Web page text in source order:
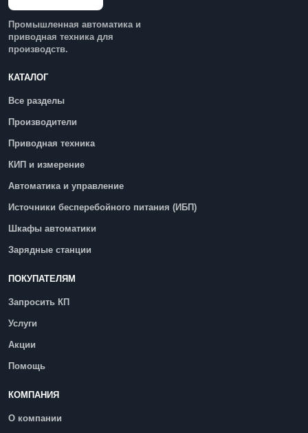
Промышленная автоматика и
приводная техника для
производств.
КАТАЛОГ
Все разделы
Производители
Приводная техника
КИП и измерение
Автоматика и управление
Источники бесперебойного питания (ИБП)
Шкафы автоматики
Зарядные станции
ПОКУПАТЕЛЯМ
Запросить КП
Услуги
Акции
Помощь
КОМПАНИЯ
О компании